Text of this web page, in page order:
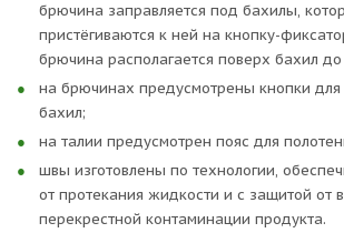
брючина заправляется под бахилы,
пристёгиваются к ней на кнопку-
брючина располагается поверх бахил
на брючинах предусмотрены кнопки для
бахил;
на талии предусмотрен пояс для
швы изготовлены по технологии,
от протекания жидкости и с защитой от
перекрестной контаминации продукта.